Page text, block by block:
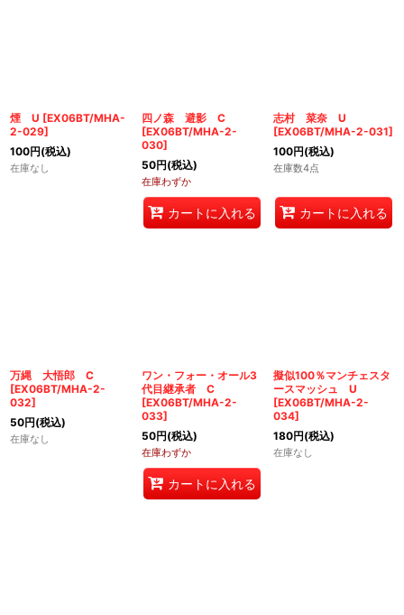
煙 U [EX06BT/MHA-
2-029]
100円(税込)
在庫なし
四ノ森 避影 C
[EX06BT/MHA-2-
030]
50円(税込)
在庫わずか
カートに入れる
志村 菜奈 U
[EX06BT/MHA-2-031]
100円(税込)
在庫数4点
カートに入れる
万縄 大悟郎 C
[EX06BT/MHA-2-
032]
50円(税込)
在庫なし
ワン・フォー・オール3
代目継承者 C
[EX06BT/MHA-2-
033]
50円(税込)
在庫わずか
カートに入れる
擬似100％マンチェスタ
ースマッシュ U
[EX06BT/MHA-2-
034]
180円(税込)
在庫なし